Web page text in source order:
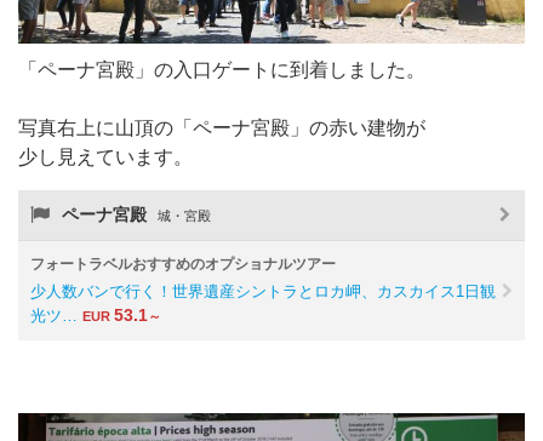
「ペーナ宮殿」の入口ゲートに到着しました。
写真右上に山頂の「ペーナ宮殿」の赤い建物が
少し見えています。
ペーナ宮殿 城・宮殿
フォートラベルおすすめのオプショナルツアー
少人数バンで行く！世界遺産シントラとロカ岬、カスカイス1日観
光ツ…
EUR 53.1～